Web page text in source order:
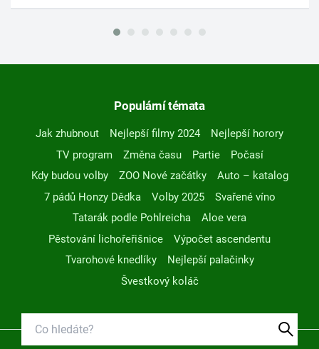
Populární témata
Jak zhubnout Nejlepší filmy 2024
Nejlepší horory
TV program
Změna času Partie
Počasí
Kdy budou volby
ZOO Nové začátky
Auto – katalog
7 pádů Honzy Dědka
Volby 2025
Svařené víno
Tatarák podle Pohlreicha
Aloe vera
Pěstování lichořeřišnice
Výpočet ascendentu
Tvarohové knedlíky
Nejlepší palačinky
Švestkový koláč